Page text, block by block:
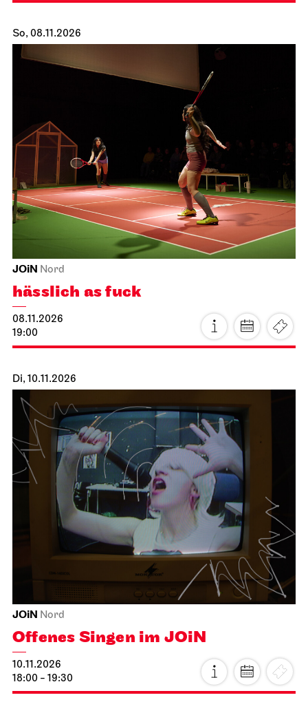
So, 08.11.2026
JOiN Nord
hässlich as fuck
08.11.2026
19:00
Di, 10.11.2026
JOiN Nord
Offenes Singen im JOiN
10.11.2026
18:00 - 19:30